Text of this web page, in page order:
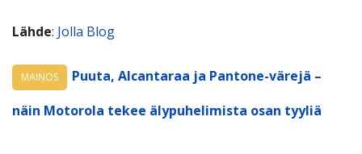
Lähde: Jolla Blog
MAINOS
Puuta, Alcantaraa ja Pantone-värejä –
näin Motorola tekee älypuhelimista osan tyyliä